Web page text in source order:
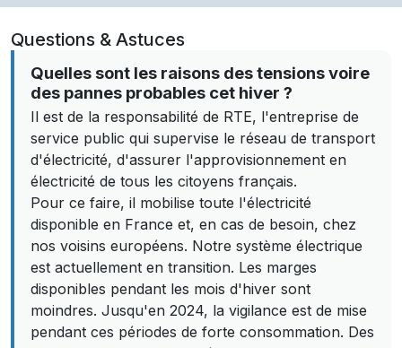
Questions & Astuces
Quelles sont les raisons des tensions voire
des pannes probables cet hiver ?
Il est de la responsabilité de RTE, l'entreprise de
service public qui supervise le réseau de transport
d'électricité, d'assurer l'approvisionnement en
électricité de tous les citoyens français.
Pour ce faire, il mobilise toute l'électricité
disponible en France et, en cas de besoin, chez
nos voisins européens. Notre système électrique
est actuellement en transition. Les marges
disponibles pendant les mois d'hiver sont
moindres. Jusqu'en 2024, la vigilance est de mise
pendant ces périodes de forte consommation. Des